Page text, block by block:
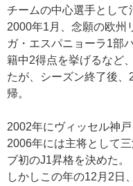
チームの中心選手として
2000年1月、念願の欧州
ガ・エスパニョーラ1部
籍中2得点を挙げるなど
たが、シーズン終了後
帰。
2002年にヴィッセル神
2006年には主将として
ブ初のJ1昇格を決めた。
しかしこの年の12月2日